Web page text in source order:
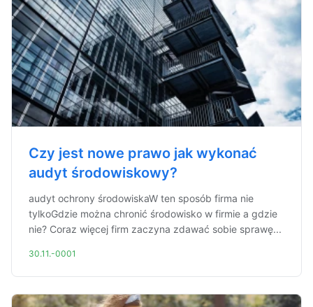
Czy jest nowe prawo jak wykonać
audyt środowiskowy?
audyt ochrony środowiskaW ten sposób firma nie
tylkoGdzie można chronić środowisko w firmie a gdzie
nie? Coraz więcej firm zaczyna zdawać sobie sprawę...
30.11.-0001